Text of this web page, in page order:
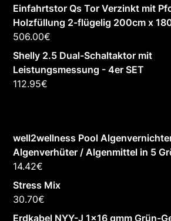
Einfahrtstor Qs Tor Verzinkt mit
Holzfüllung 2-flügelig 200cm x
506.00€
Shelly 2.5 Dual-Schaltaktor mit
Leistungsmessung - 4er SET
112.95€
well2wellness Pool
Algenverhüter / Algenmittel in 5
14.42€
Stress Mix
30.70€
Erdkabel NYY-J 1x16 qmm Grün-